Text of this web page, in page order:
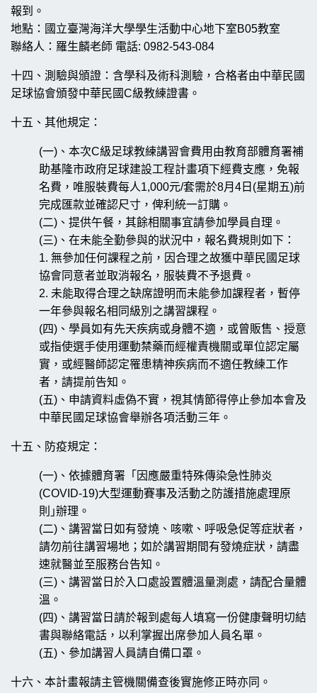
報到。
地點： 國立臺灣海洋大學學生活動中心地下室B05教室
聯絡人：羅生麟老師 電話: 0982-543-084
十四、測驗與頒證：含學科及術科測驗，合格者由中華民國
足球協會頒發中華民國C級教練證書。
十五、其他規定：
(一)、本次C級足球教練講習會費用由教育部體育署補
助基隆市政府足球建設工程計畫項下經費支應，免報
名費，唯服裝費每人1,000元/套需於8月4日(星期五)前
完成匯款並確認尺寸，俾利統一訂購。
(二)、提供午餐，其餘相關事宜請參加學員自理。
(三)、在未能全勤參與的狀況中，報名費規則如下：
1. 無參加任何課程之前，因合理之故獲中華民國足球
協會同意者並取消報名，服裝費不予退費。
2. 未能取得合理之缺席證明而未能參加課程者，暫停
一年參與報名相同級別之講習課程。
(四)、學員如有先天疾病或身體不適，或曾販售、授意
或指使選手使用運動禁藥而經權責機關或單位認定屬
實，或經醫師認定罹患精神疾病而不適任教練工作
者，請提前告知。
(五)、申請資料虛偽不實，視其情節得停止參加本會及
中華民國足球協會舉辦各項活動三年。
十五、防疫規定：
(一)、依據體育署「因應嚴重特殊傳染急性肺炎
(COVID-19)大型運動賽事及活動之防護措施處理原
則｣辦理。
(二)、講習當日如有發燒、咳嗽、呼吸急促等症狀者，
請勿前往講習場地；如於講習期間有發燒症狀，請盡
速就醫並至服務台告知。
(三)、講習當日於入口處設置體溫量測處，請配合量體
溫。
(四)、講習當日請於報到處每人填寫一份健康聲明切結
書與聯絡電話，以利掌握出席參加人員名單。
(五)、參加講習人員請自備口罩。
十六、本計畫報請主管機關備查後實施修正時亦同。